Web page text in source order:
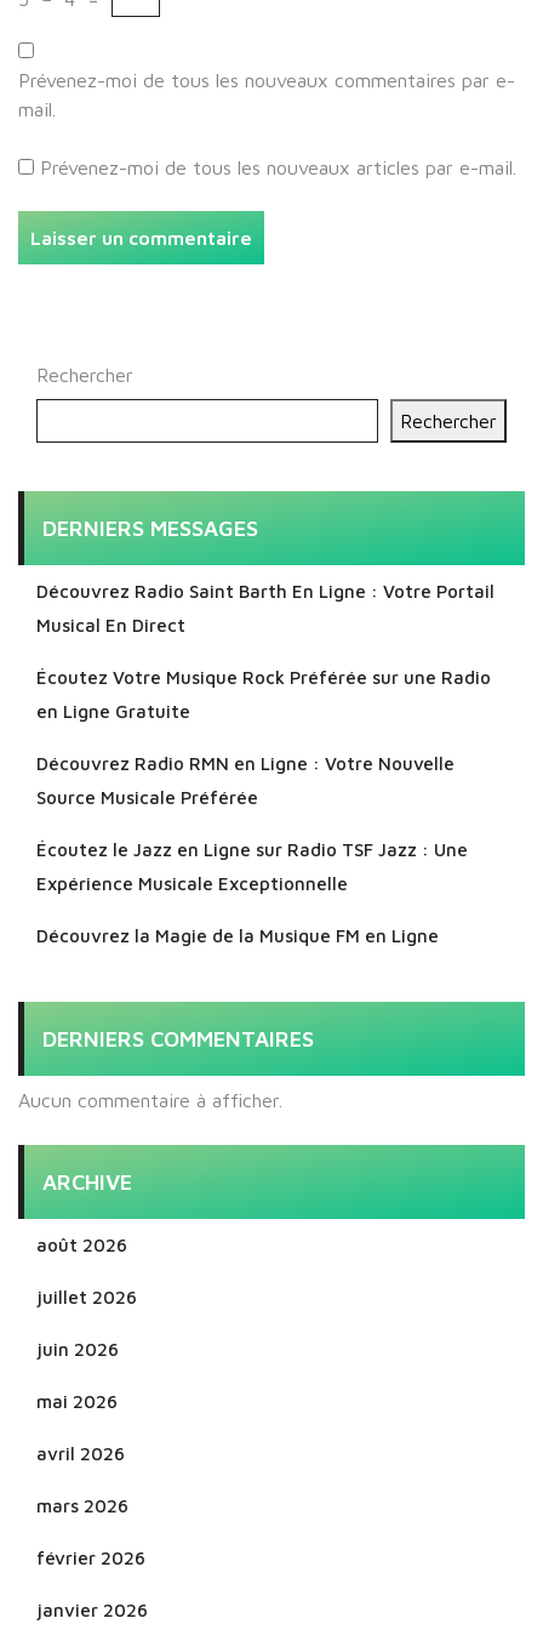
Prévenez-moi de tous les nouveaux commentaires par e-
mail.
Prévenez-moi de tous les nouveaux articles par e-mail.
Rechercher
Rechercher
DERNIERS MESSAGES
Découvrez Radio Saint Barth En Ligne : Votre Portail
Musical En Direct
Écoutez Votre Musique Rock Préférée sur une Radio
en Ligne Gratuite
Découvrez Radio RMN en Ligne : Votre Nouvelle
Source Musicale Préférée
Écoutez le Jazz en Ligne sur Radio TSF Jazz : Une
Expérience Musicale Exceptionnelle
Découvrez la Magie de la Musique FM en Ligne
DERNIERS COMMENTAIRES
Aucun commentaire à afficher.
ARCHIVE
août 2026
juillet 2026
juin 2026
mai 2026
avril 2026
mars 2026
février 2026
janvier 2026